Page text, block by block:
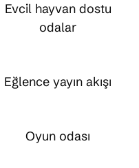
Evcil hayvan dostu
odalar
Eğlence yayın akışı
Oyun odası